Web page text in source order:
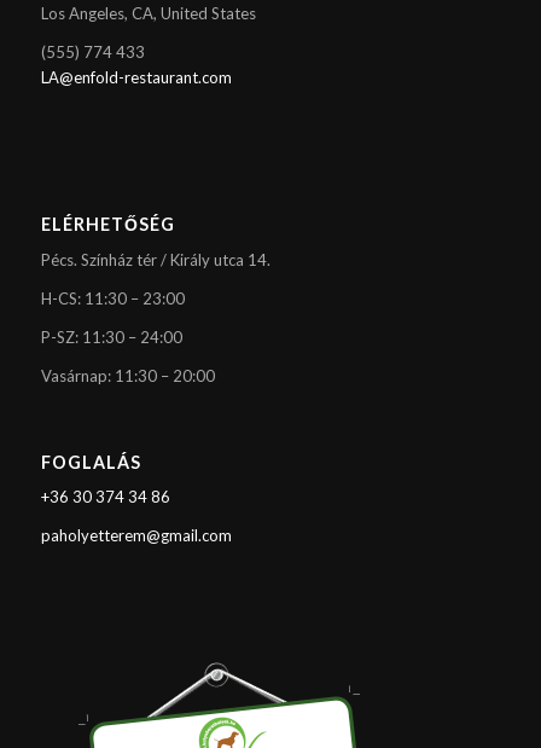
Los Angeles, CA, United States
(555) 774 433
LA@enfold-restaurant.com
ELÉRHETŐSÉG
Pécs. Színház tér / Király utca 14.
H-CS: 11:30 – 23:00
P-SZ: 11:30 – 24:00
Vasárnap: 11:30 – 20:00
FOGLALÁS
+36 30 374 34 86
paholyetterem@gmail.com